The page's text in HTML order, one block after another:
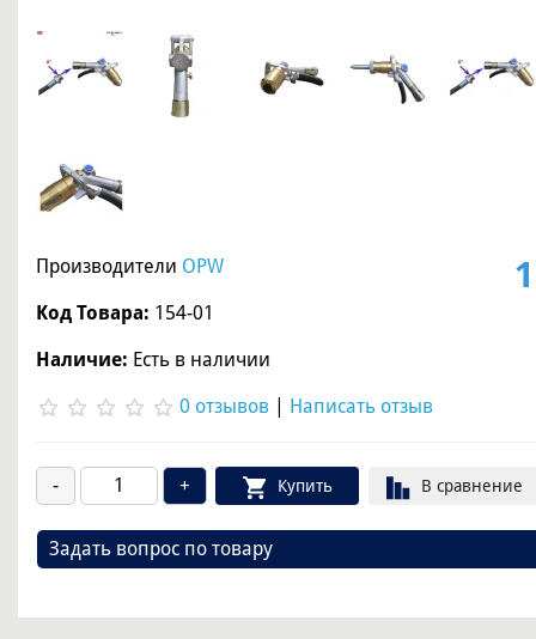
Производители OPW
Код Товара: 154-01
Наличие: Есть в наличии
0 отзывов Написать отзыв
Купить В сравнение
Задать вопрос по товару